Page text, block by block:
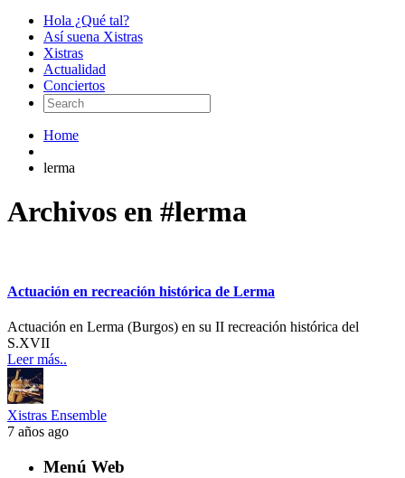
Hola ¿Qué tal?
Así suena Xistras
Xistras
Actualidad
Conciertos
Home
lerma
Archivos en #lerma
Actuación en recreación histórica de Lerma
Actuación en Lerma (Burgos) en su II recreación histórica del
S.XVII
Leer más..
Xistras Ensemble
7 años ago
Menú Web